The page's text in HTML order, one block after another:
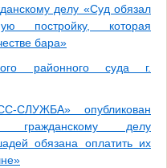
делу «Суд обязал
постройку, которая
бара»
районного суда г.
СЛУЖБА» опубликован
гражданскому делу
обязана оплатить их